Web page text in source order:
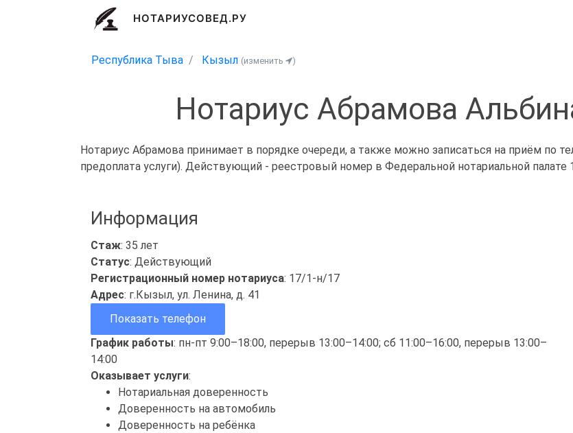
НОТАРИУСОВЕД.РУ
Республика Тыва Кызыл (изменить )
Нотариус Абрамова
Нотариус Абрамова принимает в порядке очереди, а также можно записаться на приём по
предоплата услуги). Действующий - реестровый номер в Федеральной нотариальной палате
Информация
Стаж: 35 лет
Статус: Действующий
Регистрационный номер нотариуса: 17/1-н/17
Адрес: г.Кызыл, ул. Ленина, д. 41
Показать телефон
График работы: пн-пт 9:00–18:00, перерыв 13:00–14:00; сб 11:00–16:00, перерыв 13:00–
14:00
Оказывает услуги:
Нотариальная доверенность
Доверенность на автомобиль
Доверенность на ребёнка